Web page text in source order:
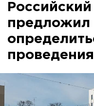
предложил